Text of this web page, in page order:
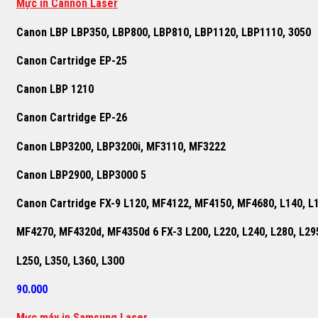
Mực in Cannon Laser
Canon LBP LBP350, LBP800, LBP810, LBP1120, LBP1110, 3050
Canon Cartridge EP-25
Canon LBP 1210
Canon Cartridge EP-26
Canon LBP3200, LBP3200i, MF3110, MF3222
Canon LBP2900, LBP3000 5
Canon Cartridge FX-9 L120, MF4122, MF4150, MF4680, L140,
MF4270, MF4320d, MF4350d 6 FX-3 L200, L220, L240, L280,
L250, L350, L360, L300
90.000